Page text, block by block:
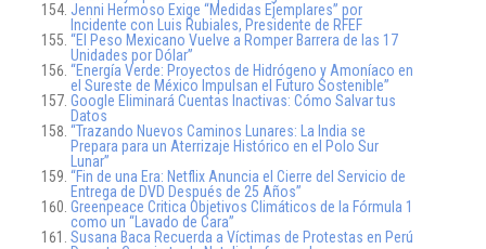
Jenni Hermoso Exige “Medidas Ejemplares” por
Incidente con Luis Rubiales, Presidente de RFEF
“El Peso Mexicano Vuelve a Romper Barrera de las 17
Unidades por Dólar”
“Energía Verde: Proyectos de Hidrógeno y Amoníaco en
el Sureste de México Impulsan el Futuro Sostenible”
Google Eliminará Cuentas Inactivas: Cómo Salvar tus
Datos
“Trazando Nuevos Caminos Lunares: La India se
Prepara para un Aterrizaje Histórico en el Polo Sur
Lunar”
“Fin de una Era: Netflix Anuncia el Cierre del Servicio de
Entrega de DVD Después de 25 Años”
Greenpeace Critica Objetivos Climáticos de la Fórmula 1
como un “Lavado de Cara”
Susana Baca Recuerda a Víctimas de Protestas en Perú